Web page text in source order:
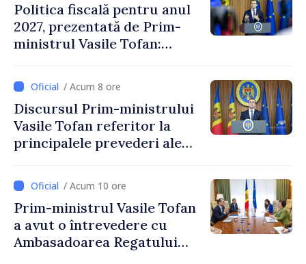
Politica fiscală pentru anul
2027, prezentată de Prim-
ministrul Vasile Tofan:
stimularea investițiilor și o
taxare mai echitabilă
/ Acum 8 ore
Discursul Prim-ministrului
Vasile Tofan referitor la
principalele prevederi ale
2027
/ Acum 10 ore
Prim-ministrul Vasile Tofan
a avut o întrevedere cu
Ambasadoarea Regatului